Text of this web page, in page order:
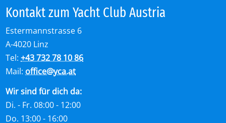
Kon­takt zum Yacht Club Aus­tria
Estermannstrasse 6
A-4020 Linz
Tel:+43 732 78 10 86
Mail: office@yca.at
Wir sind für dich da:
Di. - Fr. 08:00 - 12:00
Do. 13:00 - 16:00